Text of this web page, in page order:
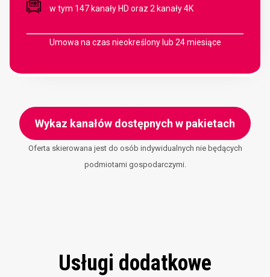
w tym 147 kanały HD oraz 2 kanały 4K
Umowa na czas nieokreślony lub 24 miesiące
Wykaz kanałów dostępnych w pakietach
Oferta skierowana jest do osób indywidualnych nie będących
podmiotami gospodarczymi.
Usługi dodatkowe